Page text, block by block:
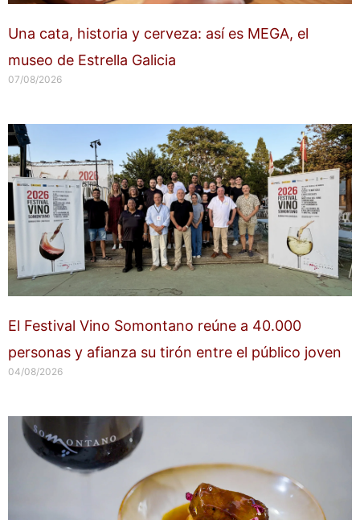
Una cata, historia y cerveza: así es MEGA, el
museo de Estrella Galicia
07/08/2026
El Festival Vino Somontano reúne a 40.000
personas y afianza su tirón entre el público joven
04/08/2026